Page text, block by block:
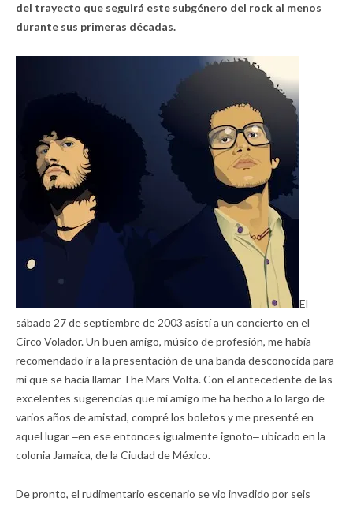
del trayecto que seguirá este subgénero del rock al menos
durante sus primeras décadas.
El
sábado 27 de septiembre de 2003 asistí a un concierto en el
Circo Volador. Un buen amigo, músico de profesión, me había
recomendado ir a la presentación de una banda desconocida para
mí que se hacía llamar The Mars Volta. Con el antecedente de las
excelentes sugerencias que mi amigo me ha hecho a lo largo de
varios años de amistad, compré los boletos y me presenté en
aquel lugar ‒en ese entonces igualmente ignoto‒ ubicado en la
colonia Jamaica, de la Ciudad de México.
De pronto, el rudimentario escenario se vio invadido por seis